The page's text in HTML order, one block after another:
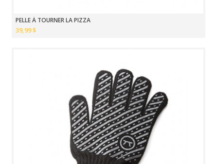
PELLE À TOURNER LA PIZZA
39,99 $